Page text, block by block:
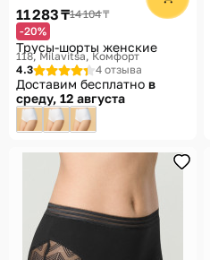
11 283 ₸14 104 ₸
-20%
Трусы-шорты женские
118 Milavitsa, Комфорт
4.3
4 отзыва
Доставим бесплатно в
среду, 12 августа
Способы оплаты